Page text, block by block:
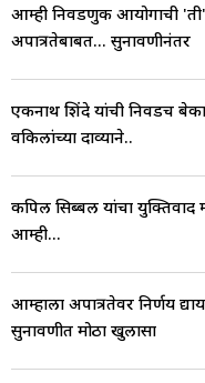
आम्ही निवडणुक आयोगाची
अपात्रतेबाबत... सुनावणीनंतर
एकनाथ शिंदे यांची निवडच
वकिलांच्या दाव्याने..
कपिल सिब्बल यांचा युक्तिवाद
आम्ही...
आम्हाला अपात्रतेवर निर्णय
सुनावणीत मोठा खुलासा